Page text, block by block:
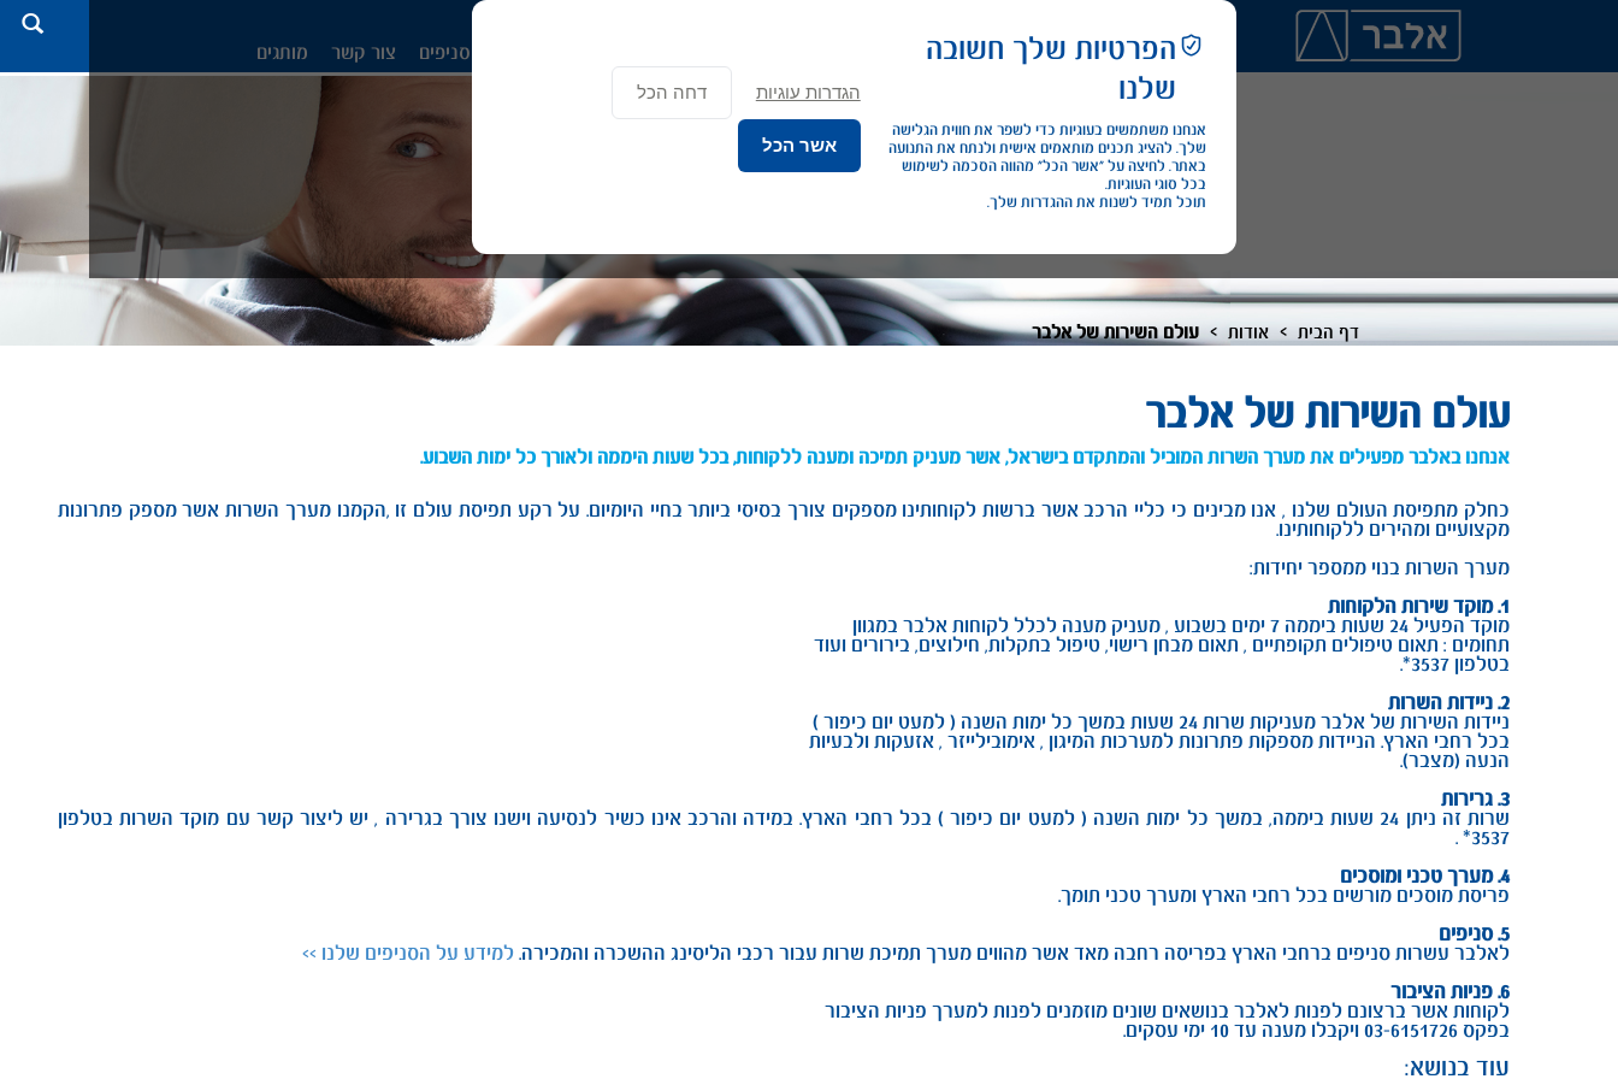
הפרטיות שלך חשובה
שלנו
בכל סוגי העוגיות.
תוכל תמיד לשנות את ההגדרות שלך.
הגדרות עוגיות דחה הכל
אשר הכל
מכירת רכב ליסינג פרטי ליסינג תפעולי סניפים צור קשר מותגים
דף הבית > אודות > עולם השירות של אלבר
עולם השירות של אלבר
אנחנו באלבר מפעילים את מערך השרות המוביל והמתקדם בישראל, אשר מעניק תמיכה ומענה ללקוחות, בכל שעות היממה ולאורך כל ימות השבוע.
כחלק מתפיסת העולם שלנו , אנו מבינים כי כליי הרכב אשר ברשות לקוחותינו מספקים צורך בסיסי ביותר בחיי היומיום. על רקע תפיסת עולם זו ,הקמנו מערך השרות אשר מספק פתרונות
מקצועיים ומהירים ללקוחותינו.
מערך השרות בנוי ממספר יחידות:
1. מוקד שירות הלקוחות
מוקד הפעיל 24 שעות ביממה 7 ימים בשבוע , מעניק מענה לכלל לקוחות אלבר במגוון
תחומים : תאום טיפולים תקופתיים , תאום מבחן רישוי, טיפול בתקלות, חילוצים, בירורים ועוד
בטלפון 3537*.
2. ניידות השרות
ניידות השירות של אלבר מעניקות שרות 24 שעות במשך כל ימות השנה ( למעט יום כיפור )
בכל רחבי הארץ. הניידות מספקות פתרונות למערכות המיגון , אימובילייזר , אזעקות ולבעיות
הנעה (מצבר).
3. גרירות
שרות זה ניתן 24 שעות ביממה, במשך כל ימות השנה ( למעט יום כיפור ) בכל רחבי הארץ. במידה והרכב אינו כשיר לנסיעה וישנו צורך בגרירה , יש ליצור קשר עם מוקד השרות בטלפון
3537* .
4. מערך טכני ומוסכים
פריסת מוסכים מורשים בכל רחבי הארץ ומערך טכני תומך.
5. סניפים
לאלבר עשרות סניפים ברחבי הארץ בפריסה רחבה מאד אשר מהווים מערך תמיכת שרות עבור רכבי הליסינג ההשכרה והמכירה. למידע על הסניפים שלנו >>
6. פניות הציבור
לקוחות אשר ברצונם לפנות לאלבר בנושאים שונים מוזמנים לפנות למערך פניות הציבור
בפקס 03-6151726 ויקבלו מענה עד 10 ימי עסקים.
עוד בנושא: